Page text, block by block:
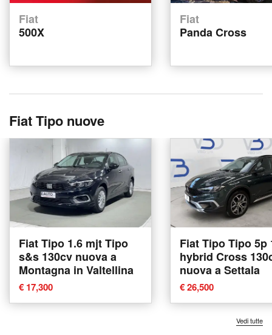
Fiat
500X
Fiat
Panda Cross
Fiat Tipo nuove
Fiat Tipo 1.6 mjt Tipo
s&s 130cv nuova a
Montagna in Valtellina
€ 17,300
Fiat Tipo Tipo 5p
hybrid Cross
nuova a Settala
€ 26,500
Vedi tutte